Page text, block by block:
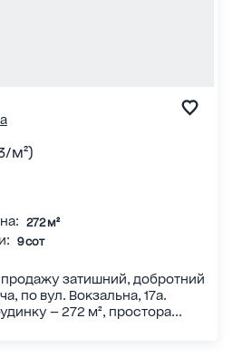
м²)
272 м²
9 сот
затишний, добротний
по вул. Вокзальна, 17а.
— 272 м², простора...